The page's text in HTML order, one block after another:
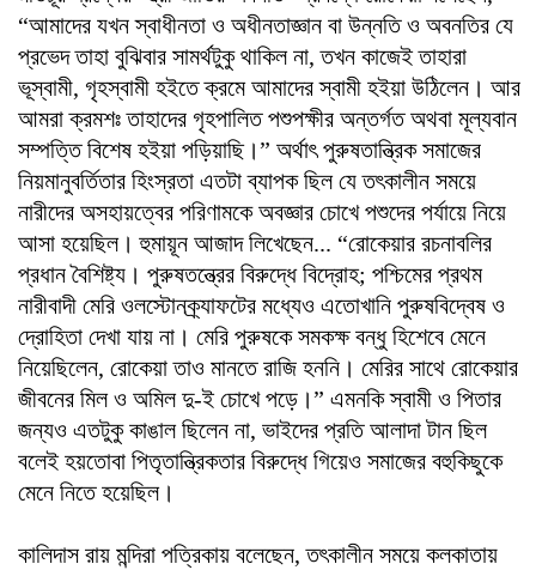
“আমাদের যখন স্বাধীনতা ও অধীনতাজ্ঞান বা উন্নতি ও অবনতির যে
প্রভেদ তাহা বুঝিবার সামর্থটুকু থাকিল না, তখন কাজেই তাহারা
ভূস্বামী, গৃহস্বামী হইতে ক্রমে আমাদের স্বামী হইয়া উঠিলেন। আর
আমরা ক্রমশঃ তাহাদের গৃহপালিত পশুপক্ষীর অন্তর্গত অথবা মূল্যবান
সম্পত্তি বিশেষ হইয়া পড়িয়াছি।” অর্থাৎ পুরুষতান্ত্রিক সমাজের
নিয়মানুবর্তিতার হিংস্রতা এতটা ব্যাপক ছিল যে তৎকালীন সময়ে
নারীদের অসহায়ত্বের পরিণামকে অবজ্ঞার চোখে পশুদের পর্যায়ে নিয়ে
আসা হয়েছিল। হুমায়ূন আজাদ লিখেছেন... “রোকেয়ার রচনাবলির
প্রধান বৈশিষ্ট্য। পুরুষতন্ত্রের বিরুদ্ধে বিদ্রোহ; পশ্চিমের প্রথম
নারীবাদী মেরি ওলস্টোনক্র্যাফটের মধ্যেও এতোখানি পুরুষবিদ্বেষ ও
দ্রোহিতা দেখা যায় না। মেরি পুরুষকে সমকক্ষ বন্ধু হিশেবে মেনে
নিয়েছিলেন, রোকেয়া তাও মানতে রাজি হননি। মেরির সাথে রোকেয়ার
জীবনের মিল ও অমিল দু-ই চোখে পড়ে।” এমনকি স্বামী ও পিতার
জন্য‌ও এতটুকু কাঙাল ছিলেন না, ভাইদের প্রতি আলাদা টান ছিল
বলেই হয়তোবা পিতৃতান্ত্রিকতার বিরুদ্ধে গিয়েও সমাজের বহুকিছুকে
মেনে নিতে হয়েছিল।
কালিদাস রায় মন্দিরা পত্রিকায় বলেছেন, তৎকালীন সময়ে কলকাতায়